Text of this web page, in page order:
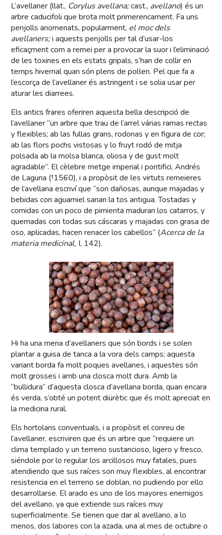
L’avellaner (llat., Corylus avellana;cast., avellano) és un
arbre caducifoli que brota molt primerencament. Fa uns
penjolls anomenats, popularment, el moc dels
avellaners;i aquests penjolls per tal d’usar-los
eficaçment com a remei per a provocar la suor i l’eliminació
de les toxines en els estats gripals, s’han de collir en
temps hivernal quan són plens de pol·len. Pel que fa a
l’escorça de l’avellaner és astringent i se solia usar per
aturar les diarrees.
Els antics frares oferiren aquesta bella descripció de
l’avellaner “un arbre que trau de l’arrel várias ramas rectas
y flexibles; ab las fullas grans, rodonas y en figura de cor;
ab las flors pochs vistosas y lo fruyt rodó de mitja
polsada ab la molsa blanca, oliosa y de gust molt
agradable”. El cèlebre metge imperial i pontifici, Andrés
de Laguna (†1560), i a propòsit de les virtuts remeieres
de l’avellana escriví que “son dañosas, aunque majadas y
bebidas con aguamiel sanan la tos antigua. Tostadas y
comidas con un poco de pimienta maduran los catarros, y
quemadas con todas sus cáscaras y majadas con grasa de
oso, aplicadas, hacen renacer los cabellos” (Acerca de la
materia medicinal, I, 142).
Hi ha una mena d’avellaners que són bords i se solen
plantar a guisa de tanca a la vora dels camps; aquesta
variant borda fa molt poques avellanes, i aquestes són
molt grosses i amb una closca molt dura. Amb la
“bullidura” d’aquesta closca d’avellana borda, quan encara
és verda, s’obté un potent diürètic que és molt apreciat en
la medicina rural.
Els hortolans conventuals, i a propòsit el conreu de
l’avellaner, escriviren que és un arbre que “requiere un
clima templado y un terreno sustancioso, ligero y fresco,
siéndole por lo regular los arcillosos muy fatales, pues
atendiendo que sus raíces son muy flexibles, al encontrar
resistencia en el terreno se doblan, no pudiendo por ello
desarrollarse. El arado es uno de los mayores enemigos
del avellano, ya que extiende sus raíces muy
superficialmente. Se tienen que dar al avellano, a lo
menos, dos labores con la azada, una al mes de octubre o